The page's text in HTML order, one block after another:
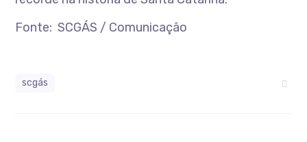
Fonte: SCGÁS / Comunicação
scgás